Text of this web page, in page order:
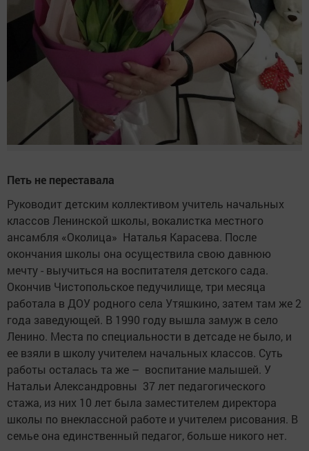
Петь не переставала
Руководит детским коллективом учитель начальных
классов Ленинской школы, вокалистка местного
ансамбля «Околица» Наталья Карасева. После
окончания школы она осуществила свою давнюю
мечту - выучиться на воспитателя детского сада.
Окончив Чистопольское педучилище, три месяца
работала в ДОУ родного села Утяшкино, затем там же 2
года заведующей. В 1990 году вышла замуж в село
Ленино. Места по специальности в детсаде не было, и
ее взяли в школу учителем начальных классов. Суть
работы осталась та же – воспитание малышей. У
Натальи Александровны 37 лет педагогического
стажа, из них 10 лет была заместителем директора
школы по внеклассной работе и учителем рисования. В
семье она единственный педагог, больше никого нет.